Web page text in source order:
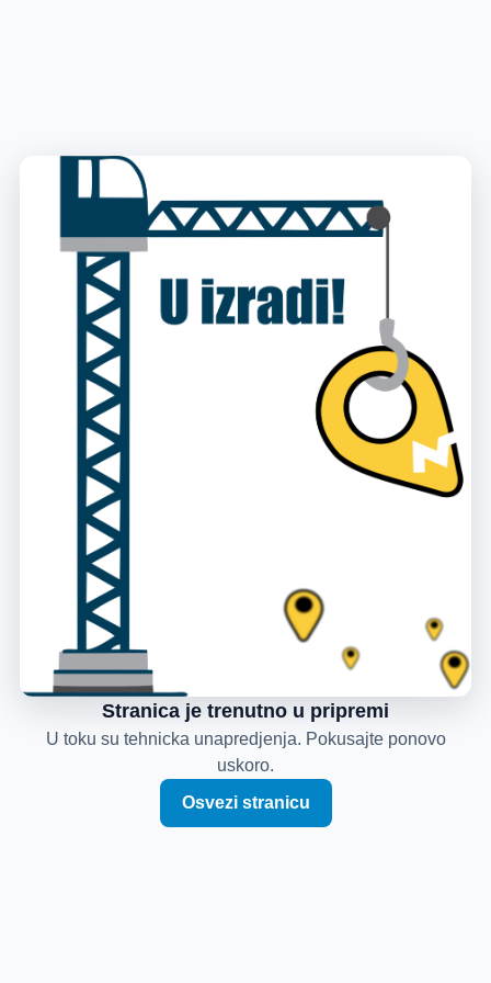
Stranica je trenutno u pripremi
U toku su tehnicka unapredjenja. Pokusajte ponovo
uskoro.
Osvezi stranicu